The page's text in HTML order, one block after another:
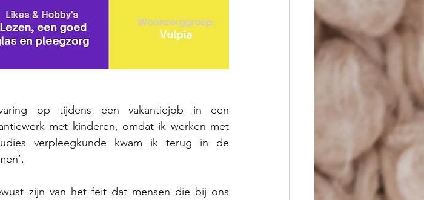
op tijdens een vakantiejob in een
met kinderen, omdat ik werken met
verpleegkunde kwam ik terug in de
zijn van het feit dat mensen die bij ons